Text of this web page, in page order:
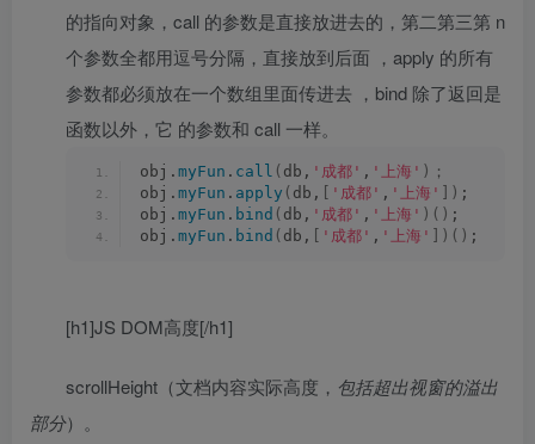
的指向对象，call 的参数是直接放进去的，第二第三第 n
个参数全都用逗号分隔，直接放到后面 ，apply 的所有
参数都必须放在一个数组里面传进去 ，bind 除了返回是
函数以外，它 的参数和 call 一样。
obj. myFun . call ( db, '成都' , '上海' ) ；
obj. myFun . apply ( db, '成都' , '上海' ]) ;
obj. myFun . bind ( db, '成都' , '上海' )() ;
obj. myFun . bind ( db, '成都' , '上海' ])() ;
[h1]JS DOM高度[/h1]
scrollHeight（文档内容实际高度， 包括超出视窗的溢出
部分）。